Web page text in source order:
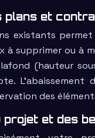
plans et
existants
à supprimer ou à
(hauteur
L’abaissement
des
projet et des